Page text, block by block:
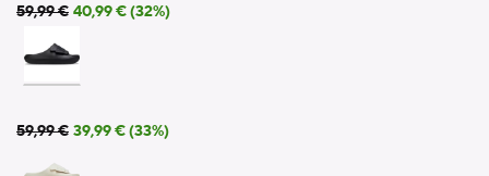
59,99 € 40,99 € (32%)
59,99 € 39,99 € (33%)